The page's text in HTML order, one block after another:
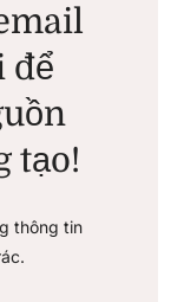
để
tạo!
thông tin